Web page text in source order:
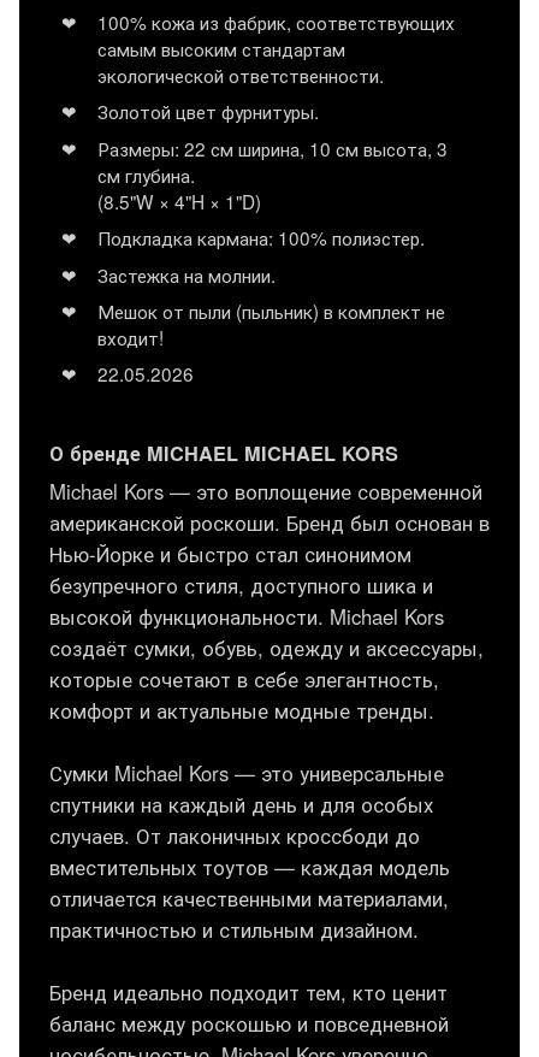
100% кожа из фабрик, соответствующих
самым высоким стандартам
экологической ответственности.
Золотой цвет фурнитуры.
Размеры: 22 см ширина, 10 см высота, 3
см глубина.
(8.5"W × 4"H × 1"D)
Подкладка кармана: 100% полиэстер.
Застежка на молнии.
Мешок от пыли (пыльник) в комплект не
входит!
22.05.2026
О бренде MICHAEL MICHAEL KORS
Michael Kors — это воплощение современной
американской роскоши. Бренд был основан в
Нью-Йорке и быстро стал синонимом
безупречного стиля, доступного шика и
высокой функциональности. Michael Kors
создаёт сумки, обувь, одежду и аксессуары,
которые сочетают в себе элегантность,
комфорт и актуальные модные тренды.
Сумки Michael Kors — это универсальные
спутники на каждый день и для особых
случаев. От лаконичных кроссбоди до
вместительных тоутов — каждая модель
отличается качественными материалами,
практичностью и стильным дизайном.
Бренд идеально подходит тем, кто ценит
баланс между роскошью и повседневной